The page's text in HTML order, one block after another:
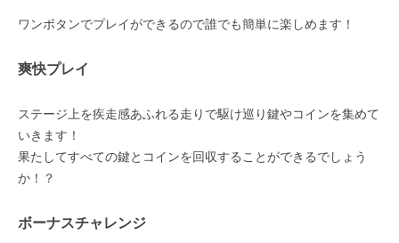
ワンボタンでプレイができるので誰でも簡単に楽しめます！
爽快プレイ
ステージ上を疾走感あふれる走りで駆け巡り鍵やコインを集めて
いきます！
果たしてすべての鍵とコインを回収することができるでしょう
か！？
ボーナスチャレンジ